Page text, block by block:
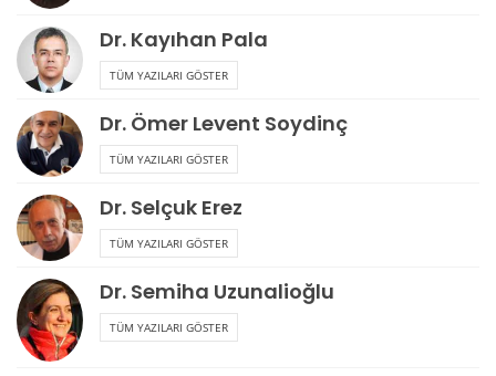
Dr. Kayıhan Pala
TÜM YAZILARI GÖSTER
Dr. Ömer Levent Soydinç
TÜM YAZILARI GÖSTER
Dr. Selçuk Erez
TÜM YAZILARI GÖSTER
Dr. Semiha Uzunalioğlu
TÜM YAZILARI GÖSTER